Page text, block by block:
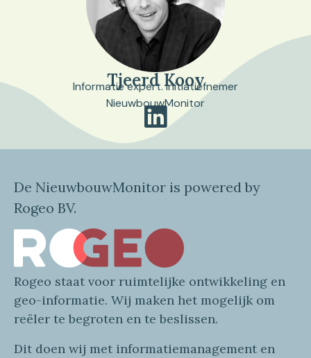
Tjeerd Kooy
Informatie expert. Initiatiefnemer
NieuwbouwMonitor
De NieuwbouwMonitor is powered by
Rogeo BV.
Rogeo staat voor ruimtelijke ontwikkeling en
geo-informatie. Wij maken het mogelijk om
reëler te begroten en te beslissen.
Dit doen wij met informatiemanagement en